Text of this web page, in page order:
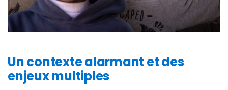
Un contexte alarmant et des
enjeux multiples